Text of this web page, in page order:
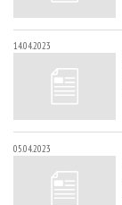
14.04.2023
05.04.2023